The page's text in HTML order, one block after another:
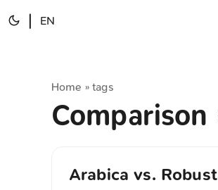
EN
Home »tags
Comparison
Arabica vs.